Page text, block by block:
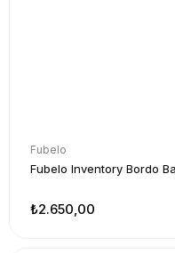
Fubelo
Fubelo Inventory Bordo
₺2.650,00